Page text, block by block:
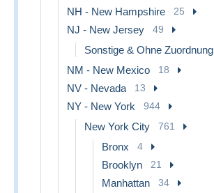
NH - New Hampshire 25
NJ - New Jersey 49
Sonstige & Ohne Zuordnung
NM - New Mexico 18
NV - Nevada 13
NY - New York 944
New York City 761
Bronx 4
Brooklyn 21
Manhattan 34